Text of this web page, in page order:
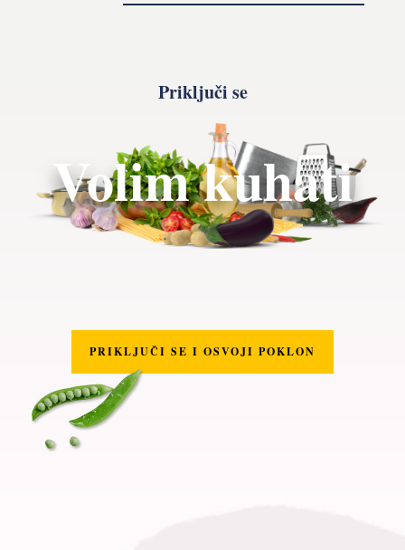
Priključi se
Volim kuhati
PRIKLJUČI SE I OSVOJI POKLON